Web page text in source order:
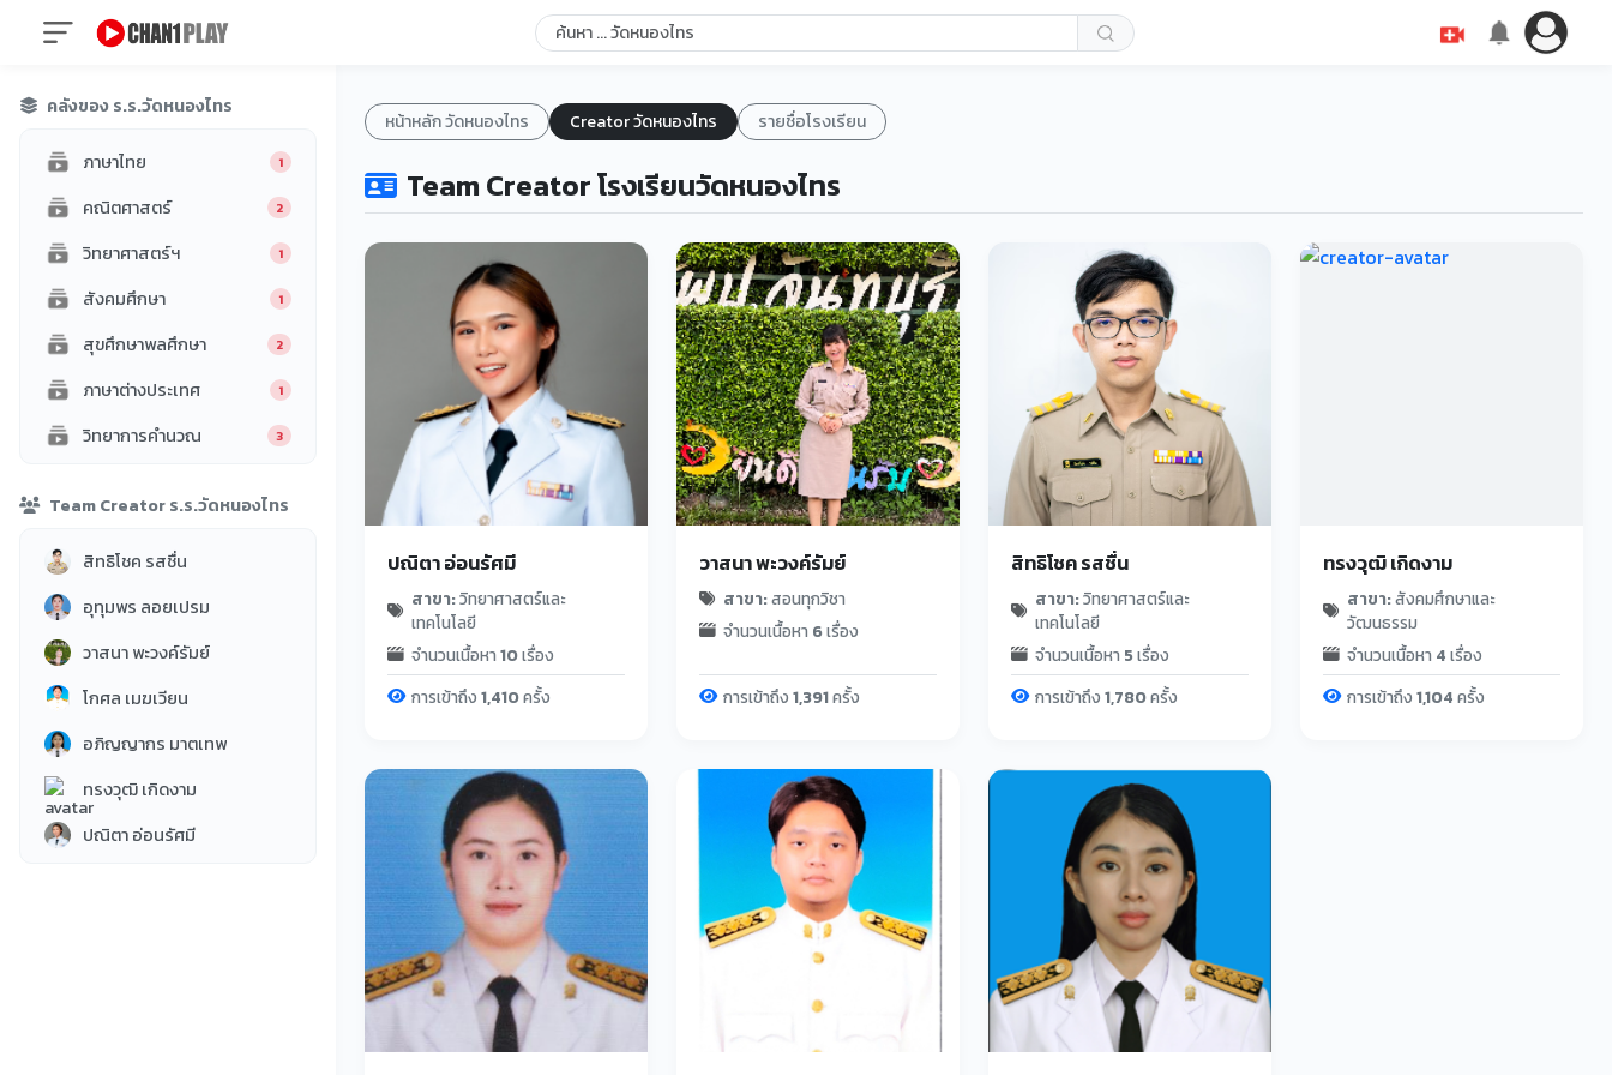
คลังของ ร.ร.วัดหนองไทร
ภาษาไทย 1
คณิตศาสตร์ 2
วิทยาศาสตร์ฯ 1
สังคมศึกษา 1
สุขศึกษาพลศึกษา 2
ภาษาต่างประเทศ 1
วิทยาการคำนวณ 3
ผลงานส่วนตัว
ประวัติศาสตร์
บ้านวิทย์น้อย
Team Creator ร.ร.วัดหนองไทร
สิทธิโชค รสชื่น
อุทุมพร ลอยเปรม
วาสนา พะวงค์รัมย์
โกศล เมฆเวียน
อภิญญากร มาตเทพ
ทรงวุฒิ เกิดงาม
ปณิตา อ่อนรัศมี
หน้าหลัก วัดหนองไทร Creator วัดหนองไทร รายชื่อโรงเรียน
Team Creator โรงเรียนวัดหนองไทร
ปณิตา อ่อนรัศมี
สาขา:วิทยาศาสตร์และ
เทคโนโลยี
จำนวนเนื้อหา10เรื่อง
การเข้าถึง1,410ครั้ง
วาสนา พะวงค์รัมย์
สาขา:สอนทุกวิชา
จำนวนเนื้อหา 6เรื่อง
การเข้าถึง1,391ครั้ง
สิทธิโชค รสชื่น
สาขา:วิทยาศาสตร์และ
เทคโนโลยี
จำนวนเนื้อหา 5เรื่อง
การเข้าถึง1,780ครั้ง
ทรงวุฒิ เกิดงาม
สาขา:สังคมศึกษาและ
วัฒนธรรม
จำนวนเนื้อหา 4 เรื่อง
การเข้าถึง1,104 ครั้ง